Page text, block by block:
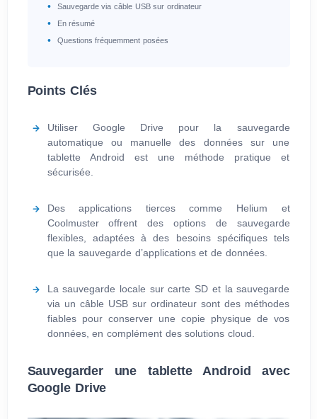
Sauvegarde via câble USB sur ordinateur
En résumé
Questions fréquemment posées
Points Clés
Utiliser Google Drive pour la sauvegarde
automatique ou manuelle des données sur une
tablette Android est une méthode pratique et
sécurisée.
Des applications tierces comme Helium et
Coolmuster offrent des options de sauvegarde
flexibles, adaptées à des besoins spécifiques tels
que la sauvegarde d’applications et de données.
La sauvegarde locale sur carte SD et la sauvegarde
via un câble USB sur ordinateur sont des méthodes
fiables pour conserver une copie physique de vos
données, en complément des solutions cloud.
Sauvegarder une tablette Android avec
Google Drive